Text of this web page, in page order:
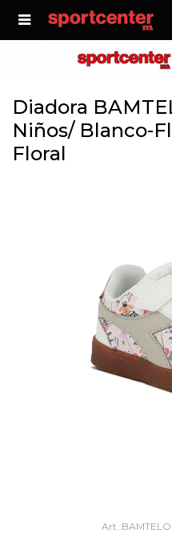

Diadora
Niños/ Blanco-
Floral
BAMTELO